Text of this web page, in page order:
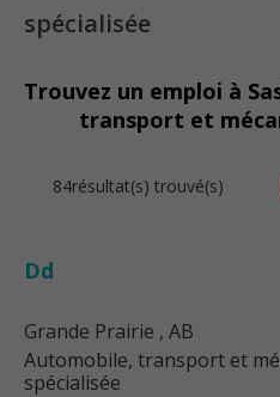
spécialisée
Trouvez un emploi à
transport et
84résultat(s) trouvé(s)
Dd
Grande Prairie , AB
Automobile, transport et
spécialisée